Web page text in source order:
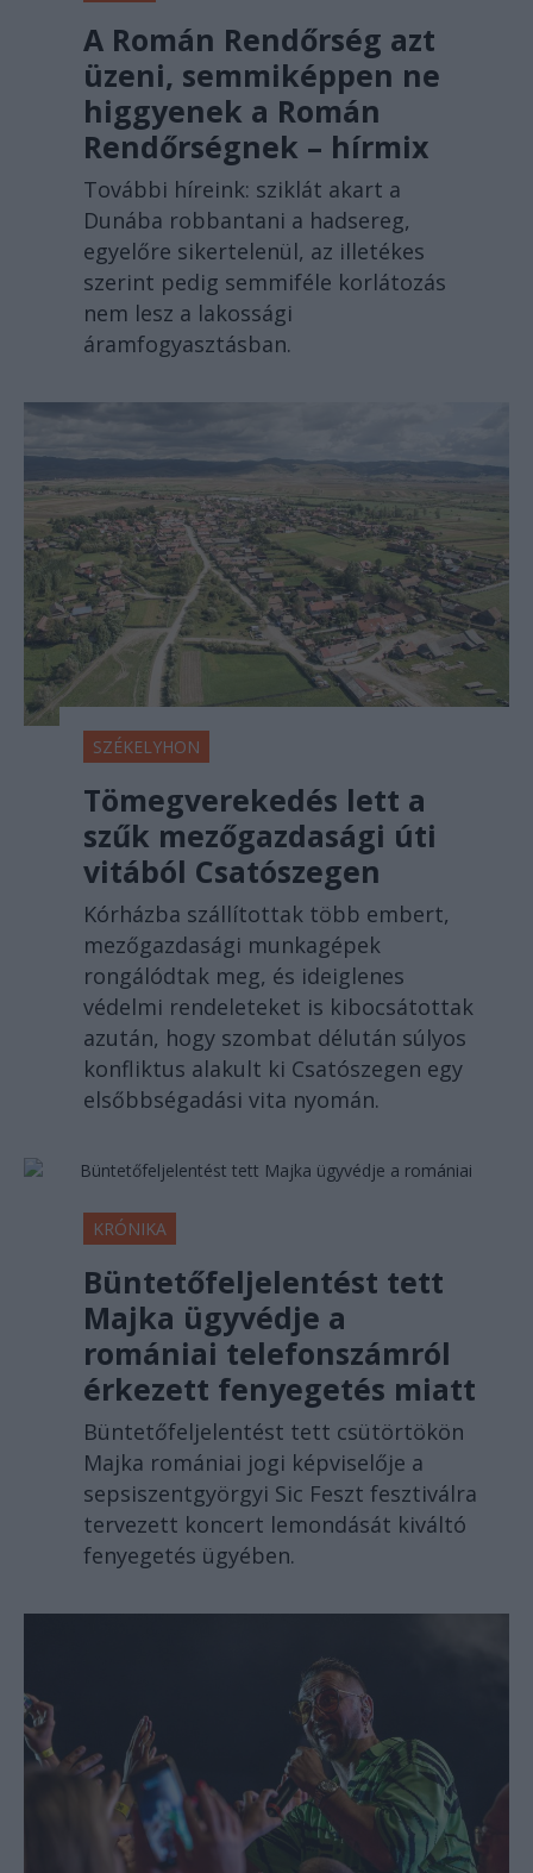
A Román Rendőrség azt
üzeni, semmiképpen ne
higgyenek a Román
Rendőrségnek – hírmix
További híreink: sziklát akart a
Dunába robbantani a hadsereg,
egyelőre sikertelenül, az illetékes
szerint pedig semmiféle korlátozás
nem lesz a lakossági
áramfogyasztásban.
SZÉKELYHON
Tömegverekedés lett a
szűk mezőgazdasági úti
vitából Csatószegen
Kórházba szállítottak több embert,
mezőgazdasági munkagépek
rongálódtak meg, és ideiglenes
védelmi rendeleteket is kibocsátottak
azután, hogy szombat délután súlyos
konfliktus alakult ki Csatószegen egy
elsőbbségadási vita nyomán.
KRÓNIKA
Büntetőfeljelentést tett
Majka ügyvédje a
romániai telefonszámról
érkezett fenyegetés miatt
Büntetőfeljelentést tett csütörtökön
Majka romániai jogi képviselője a
sepsiszentgyörgyi Sic Feszt fesztiválra
tervezett koncert lemondását kiváltó
fenyegetés ügyében.